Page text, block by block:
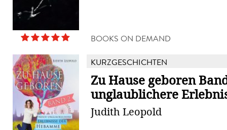
BOOKS ON DEMAND
KURZGESCHICHTEN
Zu Hause geboren
unglaublichere
Judith Leopold